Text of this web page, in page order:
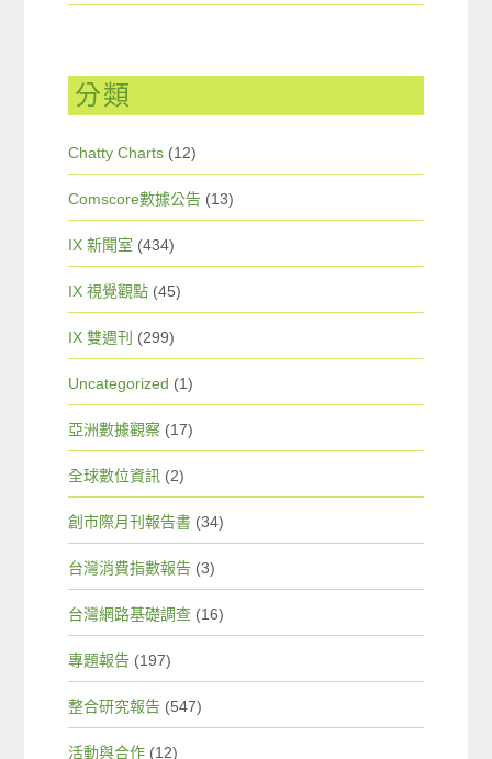
分類
Chatty Charts (12)
Comscore數據公告 (13)
IX 新聞室 (434)
IX 視覺觀點 (45)
IX 雙週刊 (299)
Uncategorized (1)
亞洲數據觀察 (17)
全球數位資訊 (2)
創市際月刊報告書 (34)
台灣消費指數報告 (3)
台灣網路基礎調查 (16)
專題報告 (197)
整合研究報告 (547)
活動與合作 (12)